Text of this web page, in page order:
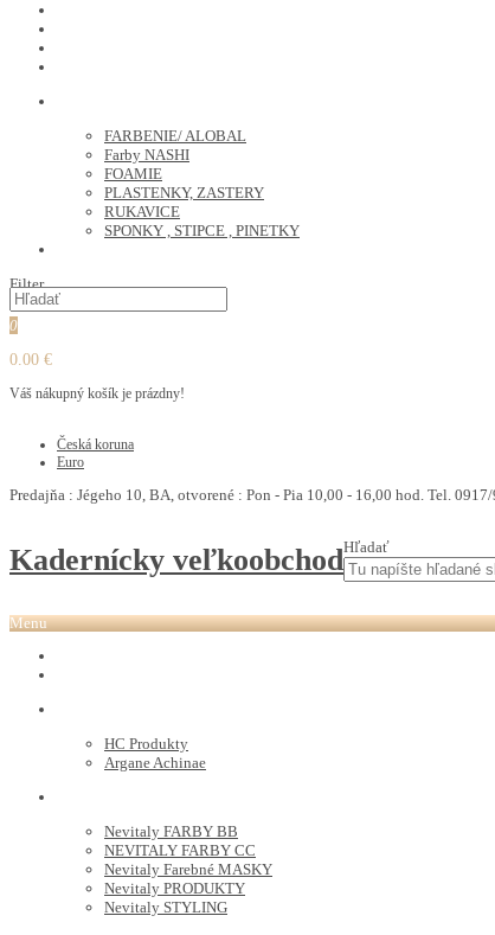
FARBENIE/ ALOBAL
Farby NASHI
FOAMIE
PLASTENKY, ZASTERY
RUKAVICE
SPONKY , STIPCE , PINETKY
Filter
0
0.00 €
Váš nákupný košík je prázdny!
Česká koruna
Euro
Predajňa : Jégeho 10, BA, otvorené : Pon - Pia 10,00 - 16,00 hod. Tel.
Kadernícky veľkoobchodHľadať
Menu
HC Produkty
Argane Achinae
Nevitaly FARBY BB
NEVITALY FARBY CC
Nevitaly Farebné MASKY
Nevitaly PRODUKTY
Nevitaly STYLING